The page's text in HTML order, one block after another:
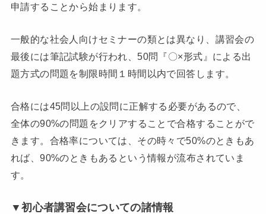
申請することから始まります。
一般的な社会人向けセミナーの類とは異なり、講習会の
最後には筆記試験が行われ、50問『〇×形式』による出
題方式の問題を制限時間１時間以内で回答します。
合格には45問以上の設問に正解する必要があるので、
全体の90%の問題をクリアすることで合格することがで
きます。合格率については、その時々で50%のときもあ
れば、90%のときもあるという情報が流布されていま
す。
▼初心者講習会についての諸情報